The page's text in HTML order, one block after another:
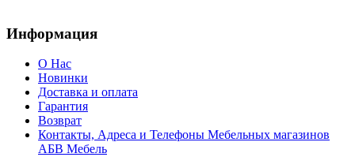
Информация
О Нас
Новинки
Доставка и оплата
Гарантия
Возврат
Контакты, Адреса и Телефоны Мебельных магазинов
АБВ Мебель